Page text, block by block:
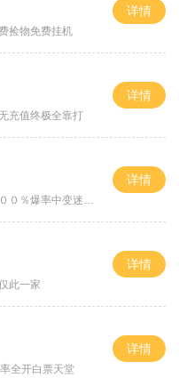
捡物免费挂机
详情
充值终极全靠打
详情
爆率中变迷失单职
详情
此一家
详情
全开白票天堂
详情